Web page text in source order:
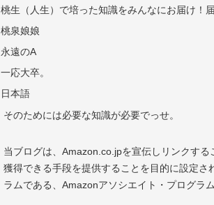
桃生（人生）で培った知識をみんなにお届け！
桃泉娘娘
永遠のA
一応大卒。
日本語
そのためには必要な知識が必要でっせ。
当ブログは、Amazon.co.jpを宣伝しリンクす
獲得できる手段を提供することを目的に設定さ
ラムである、Amazonアソシエイト・プログラ